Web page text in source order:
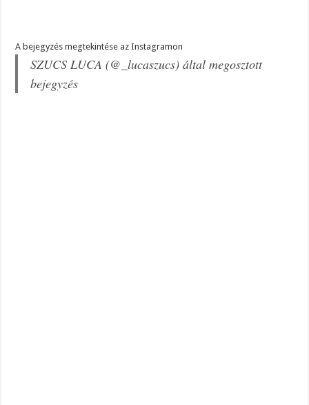
A bejegyzés megtekintése az Instagramon
SZUCS LUCA (@_lucaszucs) által megosztott
bejegyzés